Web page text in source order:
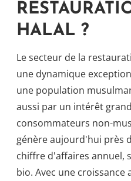
HALAL ?
Le secteur de la
une dynamique
une population
aussi par un intérêt
consommateurs non-
génère aujourd'hui près
chiffre d'affaires annuel,
bio. Avec une croissance